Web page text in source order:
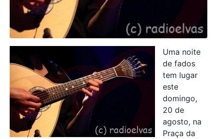
Uma noite
de fados
tem lugar
este
domingo,
20 de
agosto, na
Praça da